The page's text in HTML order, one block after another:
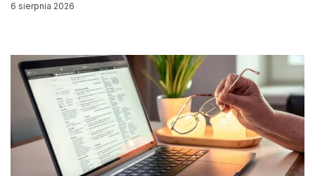
6 sierpnia 2026